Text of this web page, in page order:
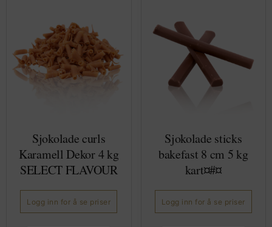
Sjokolade curls
Karamell Dekor 4 kg
SELECT FLAVOUR
Logg inn for å se priser
Sjokolade sticks
bakefast 8 cm 5 kg
kart¤#¤
Logg inn for å se priser